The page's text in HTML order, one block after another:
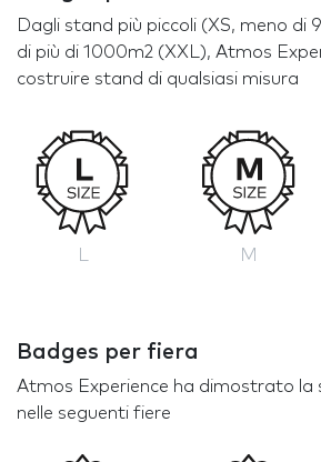
Dagli stand più piccoli (XS, meno di
di più di 1000m2 (XXL), Atmos
costruire stand di qualsiasi misura
M
Badges per fiera
Atmos Experience ha dimostrato la
nelle seguenti fiere